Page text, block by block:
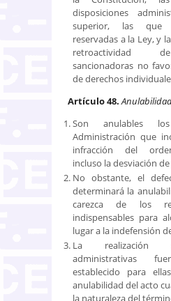
disposiciones
superior, las que
reservadas a la Ley, y
retroactividad
sancionadoras no
de derechos
Artículo 48.
Son anulables
Administración que
infracción del
incluso la desviación
No obstante, el
determinará la
carezca de los
indispensables para
lugar a la indefensión
La realización
administrativas
establecido para
anulabilidad del acto
la naturaleza del